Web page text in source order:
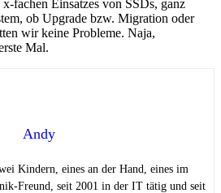
fachen Einsatzes von SSDs, ganz
ob Upgrade bzw. Migration oder
wir keine Probleme. Naja,
Mal.
Andy
Kindern, eines an der Hand, eines im
Freund, seit 2001 in der IT tätig und seit